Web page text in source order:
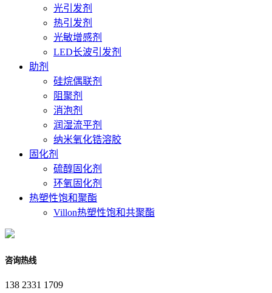
光引发剂
热引发剂
光敏增感剂
LED长波引发剂
助剂
硅烷偶联剂
阻聚剂
消泡剂
润湿流平剂
纳米氧化锆溶胶
固化剂
硫醇固化剂
环氧固化剂
热塑性饱和聚酯
Villon热塑性饱和共聚酯
咨询热线
138 2331 1709